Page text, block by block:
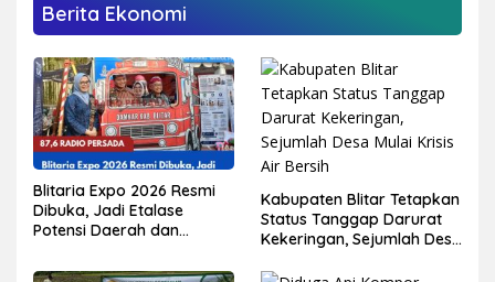
Berita Ekonomi
Blitaria Expo 2026 Resmi
Dibuka, Jadi Etalase
Potensi Daerah dan
Kabupaten Blitar
Kabupaten Blitar Tetapkan
Status Tanggap Darurat
Kekeringan, Sejumlah Desa